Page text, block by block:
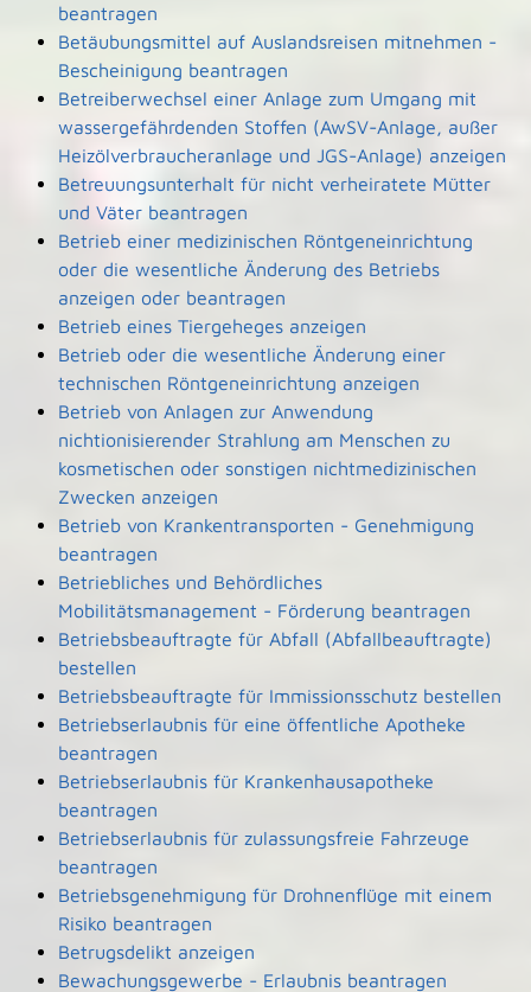
beantragen
Betäubungsmittel auf Auslandsreisen mitnehmen -
Bescheinigung beantragen
Betreiberwechsel einer Anlage zum Umgang mit
wassergefährdenden Stoffen (AwSV-Anlage, außer
Heizölverbraucheranlage und JGS-Anlage) anzeigen
Betreuungsunterhalt für nicht verheiratete Mütter
und Väter beantragen
Betrieb einer medizinischen Röntgeneinrichtung
oder die wesentliche Änderung des Betriebs
anzeigen oder beantragen
Betrieb eines Tiergeheges anzeigen
Betrieb oder die wesentliche Änderung einer
technischen Röntgeneinrichtung anzeigen
Betrieb von Anlagen zur Anwendung
nichtionisierender Strahlung am Menschen zu
kosmetischen oder sonstigen nichtmedizinischen
Zwecken anzeigen
Betrieb von Krankentransporten - Genehmigung
beantragen
Betriebliches und Behördliches
Mobilitätsmanagement - Förderung beantragen
Betriebsbeauftragte für Abfall (Abfallbeauftragte)
bestellen
Betriebsbeauftragte für Immissionsschutz bestellen
Betriebserlaubnis für eine öffentliche Apotheke
beantragen
Betriebserlaubnis für Krankenhausapotheke
beantragen
Betriebserlaubnis für zulassungsfreie Fahrzeuge
beantragen
Betriebsgenehmigung für Drohnenflüge mit einem
Risiko beantragen
Betrugsdelikt anzeigen
Bewachungsgewerbe - Erlaubnis beantragen